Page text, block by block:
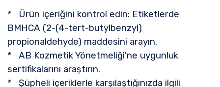
* Ürün içeriğini kontrol edin: Etiketlerde
BMHCA (2-(4-tert-butylbenzyl)
propionaldehyde) maddesini arayın.
* AB Kozmetik Yönetmeliği'ne uygunluk
sertifikalarını araştırın.
* Şüpheli içeriklerle karşılaştığınızda ilgili